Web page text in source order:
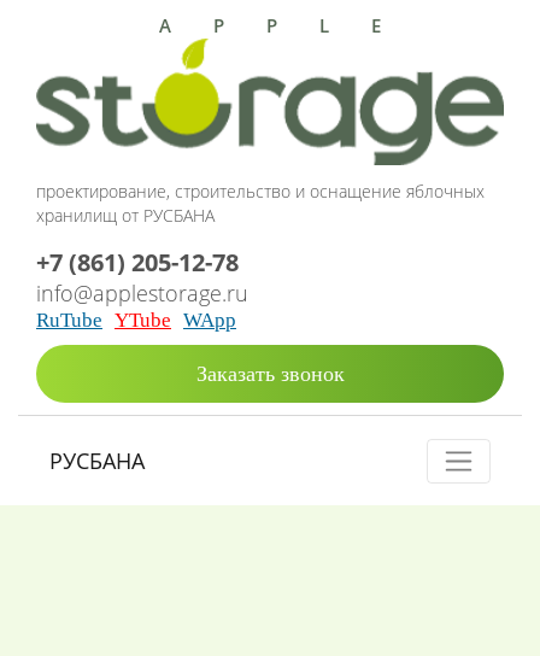
APPLE
проектирование, строительство и оснащение яблочных
хранилищ от РУСБАНА
+7 (861) 205-12-78
info@applestorage.ru
RuTube YTube WApp
Заказать звонок
РУСБАНА